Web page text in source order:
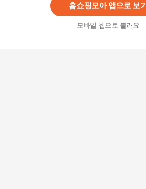
홈쇼핑모아 앱으로 보기
모바일 웹으로 볼래요